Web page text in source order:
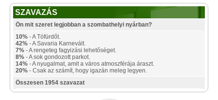
SZAVAZÁS
Ön mit szeret legjobban a szombathelyi nyárban?
10% - A Tófürdőt.
42% - A Savaria Karnevált.
7% - A rengeteg fagyizási lehetőséget.
8% - A sok gondozott parkot.
14% - A nyugalmat, amit a város atmoszférája áraszt.
20% - Csak az számít, hogy igazán meleg legyen.
Összesen 1954 szavazat